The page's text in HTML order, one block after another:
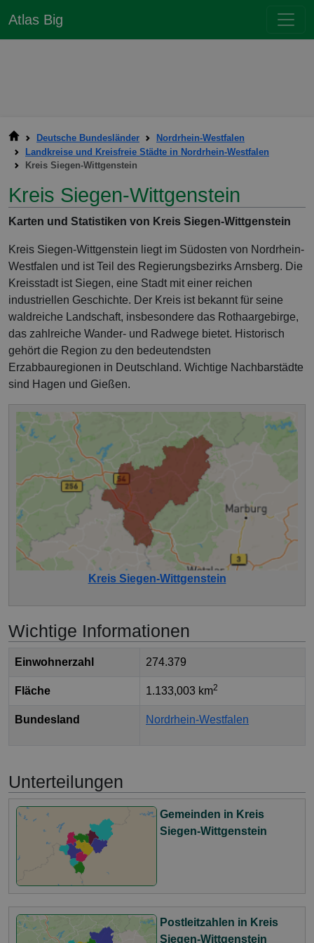
Atlas Big
Deutsche Bundesländer
Nordrhein-Westfalen
Landkreise und Kreisfreie Städte in Nordrhein-Westfalen
Kreis Siegen-Wittgenstein
Kreis Siegen-Wittgenstein
Karten und Statistiken von Kreis Siegen-Wittgenstein
Kreis Siegen-Wittgenstein liegt im Südosten von Nordrhein-
Westfalen und ist Teil des Regierungsbezirks Arnsberg. Die
Kreisstadt ist Siegen, eine Stadt mit einer reichen
industriellen Geschichte. Der Kreis ist bekannt für seine
waldreiche Landschaft, insbesondere das Rothaargebirge,
das zahlreiche Wander- und Radwege bietet. Historisch
gehört die Region zu den bedeutendsten
Erzabbauregionen in Deutschland. Wichtige Nachbarstädte
sind Hagen und Gießen.
Kreis Siegen-Wittgenstein
Wichtige Informationen
Einwohnerzahl 274.379
Fläche 1.133,003 km2
Bundesland Nordrhein-Westfalen
Unterteilungen
Gemeinden in Kreis
Siegen-Wittgenstein
Postleitzahlen in Kreis
Siegen-Wittgenstein